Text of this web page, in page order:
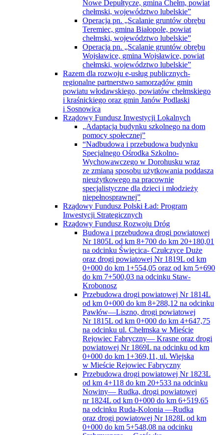
Nowe Depułtycze, gmina Chełm, powiat
chełmski, województwo lubelskie”
Operacja pn. „Scalanie gruntów obrębu
Teremiec, gmina Białopole, powiat
chełmski, województwo lubelskie”
Operacja pn. „Scalanie gruntów obrębu
Wojsławice, gmina Wojsławice, powiat
chełmski, województwo lubelskie”
Razem dla rozwoju e-usług publicznych-
regionalne partnerstwo samorządów gmin
powiatu włodawskiego, powiatów chełmskiego
i kraśnickiego oraz gmin Janów Podlaski
i Sosnowica
Rządowy Fundusz Inwestycji Lokalnych
„Adaptacja budynku szkolnego na dom
pomocy społecznej”
“Nadbudowa i przebudowa budynku
Specjalnego Ośrodka Szkolno-
Wychowawczego w Dorohusku wraz
ze zmianą sposobu użytkowania poddasza
nieużytkowego na pracownie
specjalistyczne dla dzieci i młodzieży
niepełnosprawnej”
Rządowy Fundusz Polski Ład: Program
Inwestycji Strategicznych
Rządowy Fundusz Rozwoju Dróg
Budowa i przebudowa drogi powiatowej
Nr 1805L od km 8+700 do km 20+180,01
na odcinku Święcica- Czułczyce Duże
oraz drogi powiatowej Nr 1819L od km
0+000 do km 1+554,05 oraz od km 5+690
do km 7+500,03 na odcinku Staw-
Krobonosz
Przebudowa drogi powiatowej Nr 1814L
od km 0+000 do km 8+288,12 na odcinku
Pawłów—Liszno, drogi powiatowej
Nr 1815L od km 0+000 do km 4+647,75
na odcinku ul. Chełmska w Mieście
Rejowiec Fabryczny— Krasne oraz drogi
powiatowej Nr 1869L na odcinku od km
0+000 do km 1+369,11, ul. Wiejska
w Mieście Rejowiec Fabryczny
Przebudowa drogi powiatowej Nr 1823L
od km 4+118 do km 20+533 na odcinku
Nowiny— Rudka, drogi powiatowej
nr 1824L od km 0+000 do km 6+519,65
na odcinku Ruda-Kolonia —Rudka
oraz drogi powiatowej Nr 1828L od km
0+000 do km 5+548,08 na odcinku